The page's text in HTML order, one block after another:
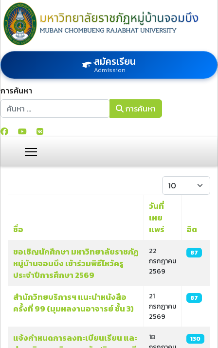
สมัครเรียน
Admission
การค้นหา
การค้นหา
การค้นหา
แสดง #
เนื้อหา
ชื่อ
วันที่
เผย
แพร่
ฮิต
ขอเชิญนักศึกษา มหาวิทยาลัยราชภัฏ
หมู่บ้านจอมบึง เข้าร่วมพิธีไหว้ครู
ประจำปีการศึกษา 2569
22
กรกฎาคม
2569
87
สำนักวิทยบริการฯ แนะนำหนังสือ
ครั้งที่ 99 (มุมผลงานอาจารย์ ชั้น 3)
21
กรกฎาคม
2569
87
แจ้งกำหนดการลงทะเบียนเรียน และ
18
130